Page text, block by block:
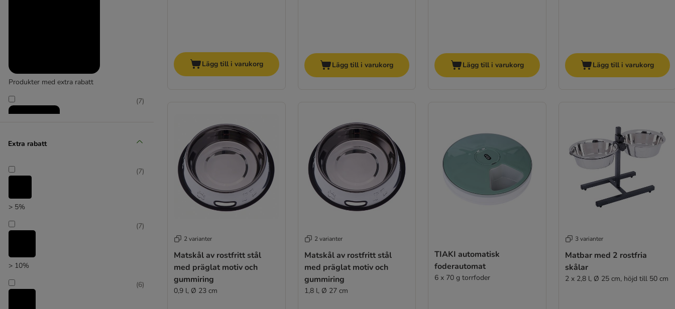
Produkter med extra rabatt
Reducerat pris
(7)
Extra rabatt
> 5%
(7)
> 10%
(7)
(6)
Lägg till i varukorg Lägg till i varukorg Lägg till i varukorg Lägg till i varukorg
2 varianter
Matskål av rostfritt stål
med präglat motiv och
gummiring
0,9 l, Ø 23 cm
2 varianter
Matskål av rostfritt stål
med präglat motiv och
gummiring
1,8 l, Ø 27 cm
TIAKI automatisk
foderautomat
6 x 70 g torrfoder
3 varianter
Matbar med 2 rostfria
skålar
2 x 2,8 l, Ø 25 cm, höjd till 50 cm